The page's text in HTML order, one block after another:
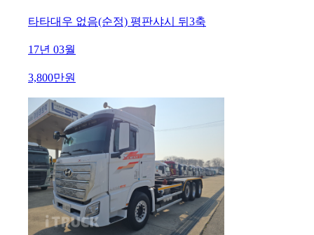
타타대우 없음(순정) 평판샤시 뒤3축
17년 03월
3,800만원